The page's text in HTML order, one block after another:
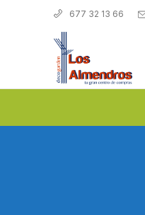
677 32 13 66